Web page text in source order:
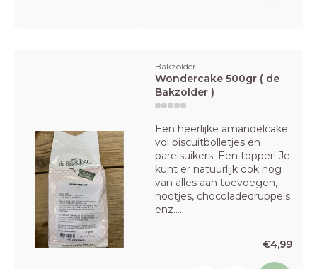
Bakzolder
Wondercake 500gr ( de
Bakzolder )
Een heerlijke amandelcake
vol biscuitbolletjes en
parelsuikers. Een topper! Je
kunt er natuurlijk ook nog
van alles aan toevoegen,
nootjes, chocoladedruppels
enz....
€4,99